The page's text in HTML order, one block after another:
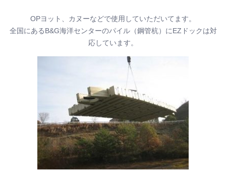
OPヨット、カヌーなどで使用していただいてます。
全国にあるB&G海洋センターのパイル（鋼管杭）にEZドックは対
応しています。